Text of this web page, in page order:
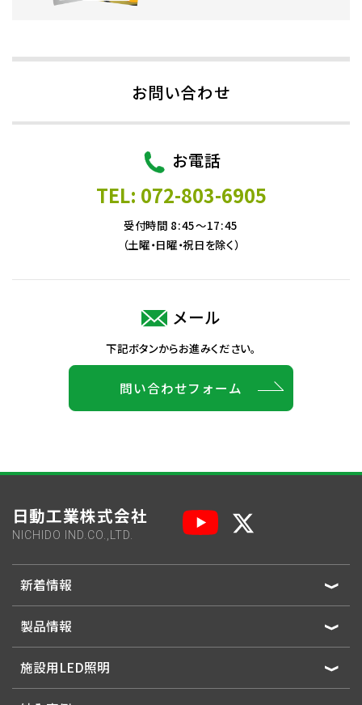
お問い合わせ
お電話
TEL: 072-803-6905
受付時間 8:45～17:45
（土曜・日曜・祝日を除く）
メール
下記ボタンからお進みください。
問い合わせフォーム
日動工業株式会社
NICHIDO IND.CO.,LTD.
新着情報
製品情報
施設用LED照明